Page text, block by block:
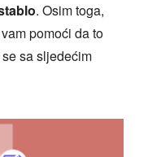
. Osim toga,
pomoći da to
sa sljedećim